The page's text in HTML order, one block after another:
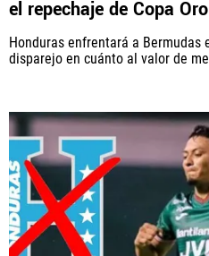
el repechaje de Copa Oro
Honduras enfrentará a Bermudas
disparejo en cuánto al valor de